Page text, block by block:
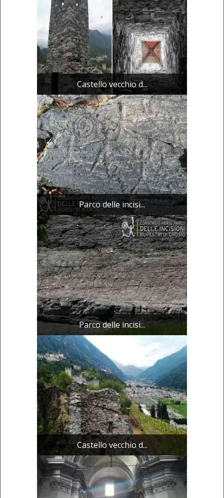
Castello vecchio d...
Parco delle incisi...
Parco delle incisi...
Castello vecchio d...